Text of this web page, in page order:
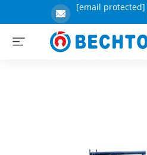
[email protected]